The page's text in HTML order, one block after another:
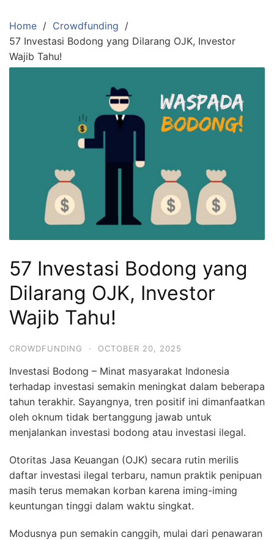
content
Home
Crowdfunding
57 Investasi Bodong yang Dilarang OJK, Investor
Wajib Tahu!
57 Investasi Bodong yang
Dilarang OJK, Investor
Wajib Tahu!
CROWDFUNDING · OCTOBER 20, 2025
Investasi Bodong – Minat masyarakat Indonesia
terhadap investasi semakin meningkat dalam beberapa
tahun terakhir. Sayangnya, tren positif ini dimanfaatkan
oleh oknum tidak bertanggung jawab untuk
menjalankan investasi bodong atau investasi ilegal.
Otoritas Jasa Keuangan (OJK) secara rutin merilis
daftar investasi ilegal terbaru, namun praktik penipuan
masih terus memakan korban karena iming-iming
keuntungan tinggi dalam waktu singkat.
Modusnya pun semakin canggih, mulai dari penawaran